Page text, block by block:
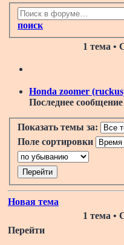
поиск
1 тема •
Honda zoomer
Последнее сообщение
Показать темы за:
Поле сортировки
Новая тема
1 тема •
Перейти